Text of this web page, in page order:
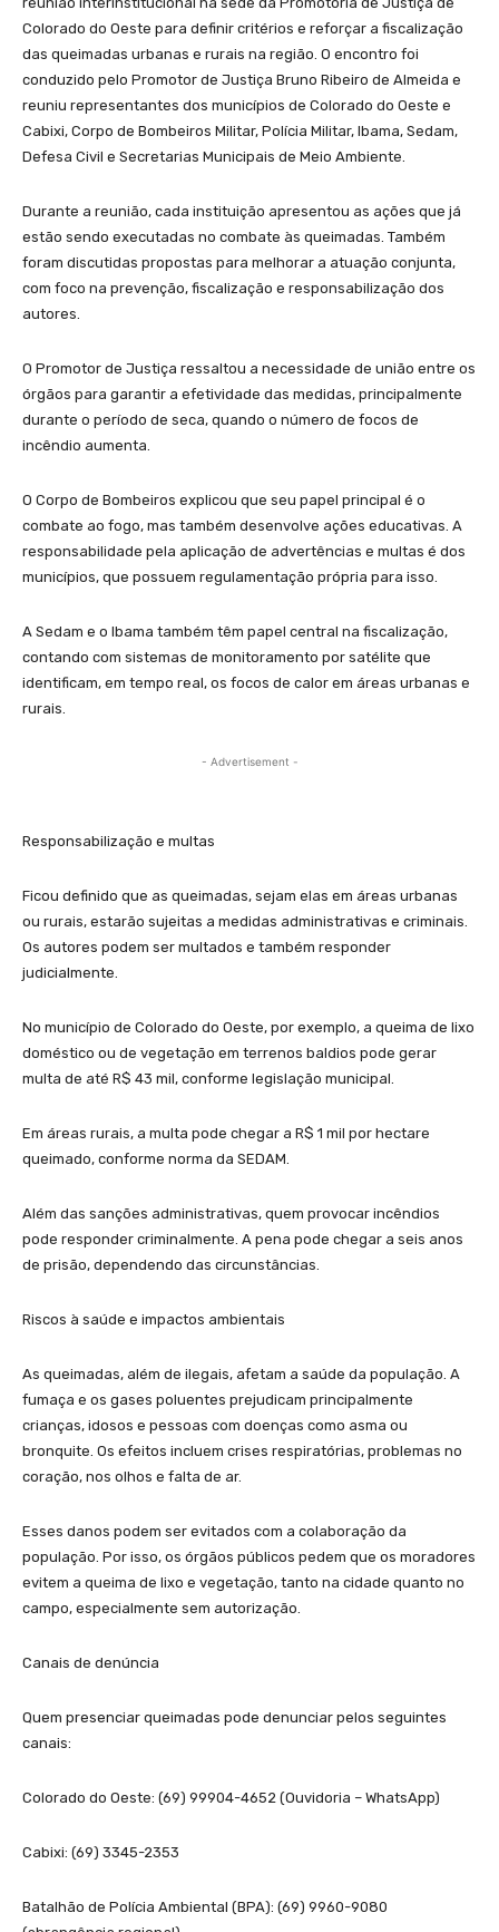
Colorado do Oeste para definir critérios e reforçar a fiscalização
das queimadas urbanas e rurais na região. O encontro foi
conduzido pelo Promotor de Justiça Bruno Ribeiro de Almeida e
reuniu representantes dos municípios de Colorado do Oeste e
Cabixi, Corpo de Bombeiros Militar, Polícia Militar, Ibama, Sedam,
Defesa Civil e Secretarias Municipais de Meio Ambiente.
Durante a reunião, cada instituição apresentou as ações que já
estão sendo executadas no combate às queimadas. Também
foram discutidas propostas para melhorar a atuação conjunta,
com foco na prevenção, fiscalização e responsabilização dos
autores.
O Promotor de Justiça ressaltou a necessidade de união entre os
órgãos para garantir a efetividade das medidas, principalmente
durante o período de seca, quando o número de focos de
incêndio aumenta.
O Corpo de Bombeiros explicou que seu papel principal é o
combate ao fogo, mas também desenvolve ações educativas. A
responsabilidade pela aplicação de advertências e multas é dos
municípios, que possuem regulamentação própria para isso.
A Sedam e o Ibama também têm papel central na fiscalização,
contando com sistemas de monitoramento por satélite que
identificam, em tempo real, os focos de calor em áreas urbanas e
rurais.
- Advertisement -
Responsabilização e multas
Ficou definido que as queimadas, sejam elas em áreas urbanas
ou rurais, estarão sujeitas a medidas administrativas e criminais.
Os autores podem ser multados e também responder
judicialmente.
No município de Colorado do Oeste, por exemplo, a queima de lixo
doméstico ou de vegetação em terrenos baldios pode gerar
multa de até R$ 43 mil, conforme legislação municipal.
Em áreas rurais, a multa pode chegar a R$ 1 mil por hectare
queimado, conforme norma da SEDAM.
Além das sanções administrativas, quem provocar incêndios
pode responder criminalmente. A pena pode chegar a seis anos
de prisão, dependendo das circunstâncias.
Riscos à saúde e impactos ambientais
As queimadas, além de ilegais, afetam a saúde da população. A
fumaça e os gases poluentes prejudicam principalmente
crianças, idosos e pessoas com doenças como asma ou
bronquite. Os efeitos incluem crises respiratórias, problemas no
coração, nos olhos e falta de ar.
Esses danos podem ser evitados com a colaboração da
população. Por isso, os órgãos públicos pedem que os moradores
evitem a queima de lixo e vegetação, tanto na cidade quanto no
campo, especialmente sem autorização.
Canais de denúncia
Quem presenciar queimadas pode denunciar pelos seguintes
canais:
Colorado do Oeste: (69) 99904-4652 (Ouvidoria – WhatsApp)
Cabixi: (69) 3345-2353
Batalhão de Polícia Ambiental (BPA): (69) 9960-9080